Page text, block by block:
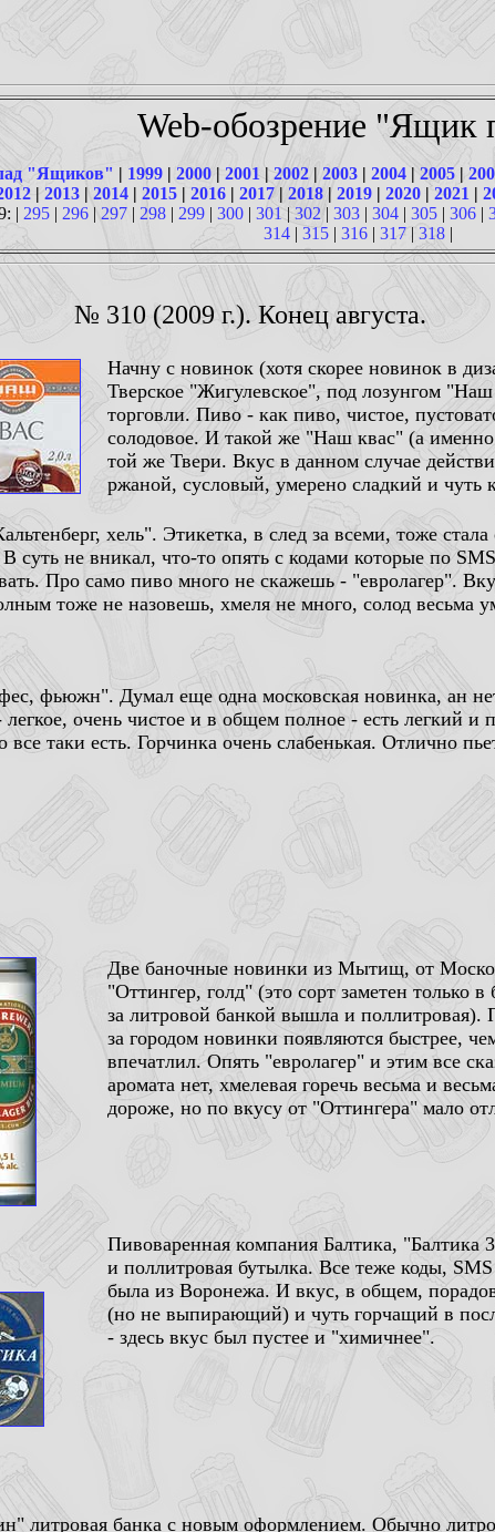
Web-обозрение "Ящик
"Ящиков" | 1999| 2000| 2001 |2002| 2003| 2004| 2005|
| 2013| 2014| 2015| 2016| 2017| 2018| 2019| 2020| 2021 |
| 295| 296| 297| 298| 299| 300| 301 |302 | 303| 304| 305| 306|
314 | 315 | 316 | 317 | 318 |
№ 310 (2009 г.). Конец августа.
Начну с новинок (хотя скорее новинок в
Тверское "Жигулевское", под лозунгом
торговли. Пиво - как пиво, чистое,
солодовое. И такой же "Наш квас" (а
той же Твери. Вкус в данном случае
ржаной, сусловый, умерено сладкий и чуть
хель". Этикетка, в след за всеми, тоже
суть не вникал, что-то опять с кодами которые по
Про само пиво много не скажешь - "евролагер".
тоже не назовешь, хмеля не много, солод весьма
фьюжн". Думал еще одна московская новинка, ан
легкое, очень чистое и в общем полное - есть легкий и
таки есть. Горчинка очень слабенькая. Отлично
Две баночные новинки из Мытищ, от
"Оттингер, голд" (это сорт заметен только
за литровой банкой вышла и поллитровая).
за городом новинки появляются быстрее,
впечатлил. Опять "евролагер" и этим все
аромата нет, хмелевая горечь весьма и
дороже, но по вкусу от "Оттингера" мало
Пивоваренная компания Балтика, "Балтика
и поллитровая бутылка. Все теже коды,
была из Воронежа. И вкус, в общем,
(но не выпирающий) и чуть горчащий в
- здесь вкус был пустее и "химичнее".
литровая банка с новым оформлением. Обычно